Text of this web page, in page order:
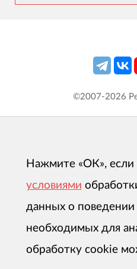
©2007-2026
Нажмите «ОК», если
условиями
данных о поведении
необходимых для
обработку cookie